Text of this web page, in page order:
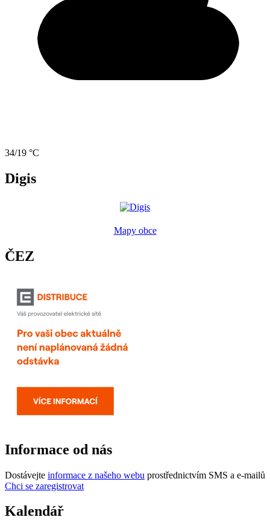
34/19 °C
Digis
Mapy obce
ČEZ
Informace od nás
Dostávejte informace z našeho webu prostřednictvím SMS a e-mailů
Chci se zaregistrovat
Kalendář